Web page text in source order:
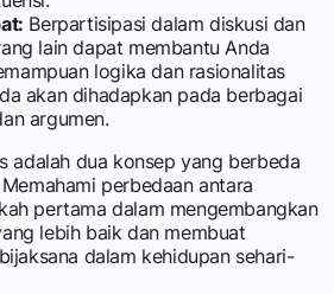
Berpartisipasi dalam diskusi dan
lain dapat membantu Anda
logika dan rasionalitas
akan dihadapkan pada berbagai
argumen.
adalah dua konsep yang berbeda
perbedaan antara
pertama dalam mengembangkan
lebih baik dan membuat
dalam kehidupan sehari-